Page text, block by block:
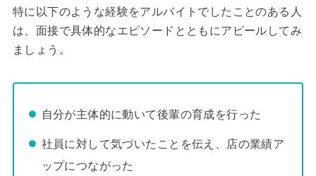
特に以下のような経験をアルバイトでしたことのある人
は、面接で具体的なエピソードとともにアピールしてみ
ましょう。
自分が主体的に動いて後輩の育成を行った
社員に対して気づいたことを伝え、店の業績ア
ップにつながった